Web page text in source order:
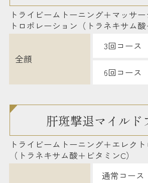
トライビームトーニング＋マッサ
トロポレーション（トラネキサム酸
全顔
3回コース
6回コース
肝斑撃退マイルド
トライビームトーニング＋エレク
（トラネキサム酸＋ビタミンC）
通常コース